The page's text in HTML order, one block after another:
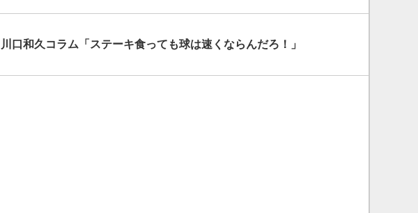
川口和久コラム「ステーキ食っても球は速くならんだろ！」